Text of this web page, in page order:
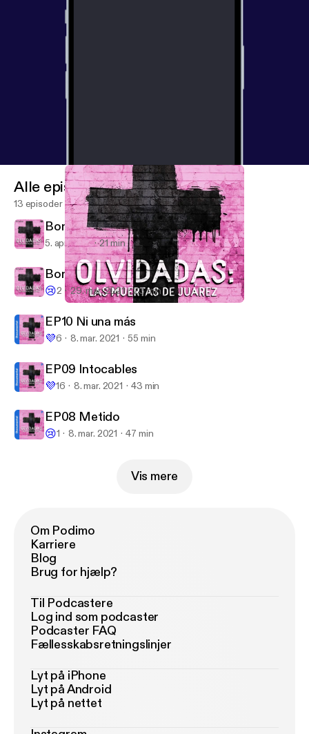
Olvidadas: las muertas de Juárez
Alle episoder
13 episoder
Bonus Track 2: Más allá de Juárez
5. apr. 2021 21 min
Bonus Track 1: El chivo expiatorio
😢2 29. mar. 2021 23 min
EP10 Ni una más
💜6 8. mar. 2021 55 min
EP09 Intocables
💜16 8. mar. 2021 43 min
EP08 Metido
😢1 8. mar. 2021 47 min
Vis mere
Om Podimo
Karriere
Blog
Brug for hjælp?
Til Podcastere
Log ind som podcaster
Podcaster FAQ
Fællesskabsretningslinjer
Lyt på iPhone
Lyt på Android
Lyt på nettet